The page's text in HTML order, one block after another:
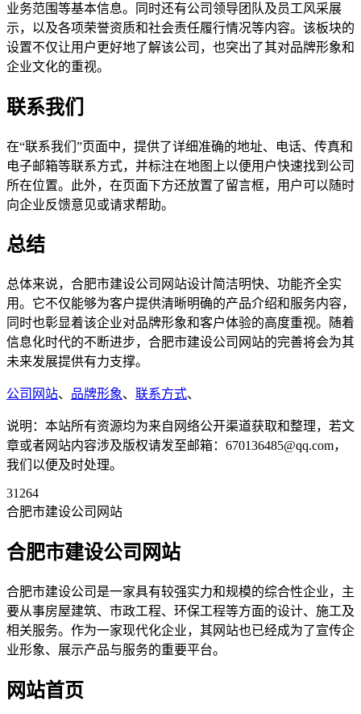
业务范围等基本信息。同时还有公司领导团队及员工风采展
示，以及各项荣誉资质和社会责任履行情况等内容。该板块的
设置不仅让用户更好地了解该公司，也突出了其对品牌形象和
企业文化的重视。
联系我们
在“联系我们”页面中，提供了详细准确的地址、电话、传真和
电子邮箱等联系方式，并标注在地图上以便用户快速找到公司
所在位置。此外，在页面下方还放置了留言框，用户可以随时
向企业反馈意见或请求帮助。
总结
总体来说，合肥市建设公司网站设计简洁明快、功能齐全实
用。它不仅能够为客户提供清晰明确的产品介绍和服务内容，
同时也彰显着该企业对品牌形象和客户体验的高度重视。随着
信息化时代的不断进步，合肥市建设公司网站的完善将会为其
未来发展提供有力支撑。
公司网站、 品牌形象、 联系方式、
说明：本站所有资源均为来自网络公开渠道获取和整理，若文
章或者网站内容涉及版权请发至邮箱：670136485@qq.com，
我们以便及时处理。
31264
合肥市建设公司网站
合肥市建设公司网站
合肥市建设公司是一家具有较强实力和规模的综合性企业，主
要从事房屋建筑、市政工程、环保工程等方面的设计、施工及
相关服务。作为一家现代化企业，其网站也已经成为了宣传企
业形象、展示产品与服务的重要平台。
网站首页